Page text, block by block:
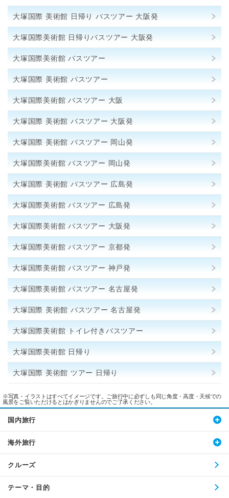
大塚国際 美術館 日帰り バスツアー 大阪発
大塚国際美術館 日帰りバスツアー 大阪発
大塚国際美術館 バスツアー
大塚国際 美術館 バスツアー
大塚国際美術館 バスツアー 大阪
大塚国際 美術館 バスツアー 大阪発
大塚国際 美術館 バスツアー 岡山発
大塚国際美術館 バスツアー 岡山発
大塚国際 美術館 バスツアー 広島発
大塚国際美術館 バスツアー 広島発
大塚国際美術館 バスツアー 大阪発
大塚国際美術館 バスツアー 京都発
大塚国際美術館 バスツアー 神戸発
大塚国際美術館 バスツアー 名古屋発
大塚国際 美術館 バスツアー 名古屋発
大塚国際美術館 トイレ付きバスツアー
大塚国際美術館 日帰り
大塚国際 美術館 ツアー 日帰り
※写真・イラストはすべてイメージです。ご旅行中に必ずしも同じ角度・高度・天候での
風景をご覧いただけるとはかぎりませんのでご了承ください。
国内旅行
海外旅行
クルーズ
テーマ・目的